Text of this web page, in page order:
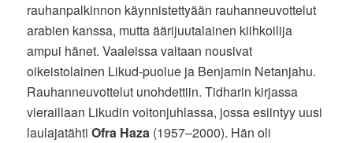
rauhanpalkinnon käynnistettyään rauhanneuvottelut
arabien kanssa, mutta äärijuutalainen kiihkoilija
ampui hänet. Vaaleissa valtaan nousivat
oikeistolainen Likud-puolue ja Benjamin Netanjahu.
Rauhanneuvottelut unohdettiin. Tidharin kirjassa
vieraillaan Likudin voitonjuhlassa, jossa esiintyy uusi
laulajatähtiOfra Haza (1957–2000). Hän oli